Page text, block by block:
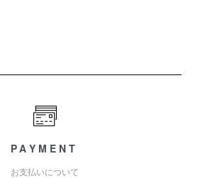
PAYMENT
お支払いについて